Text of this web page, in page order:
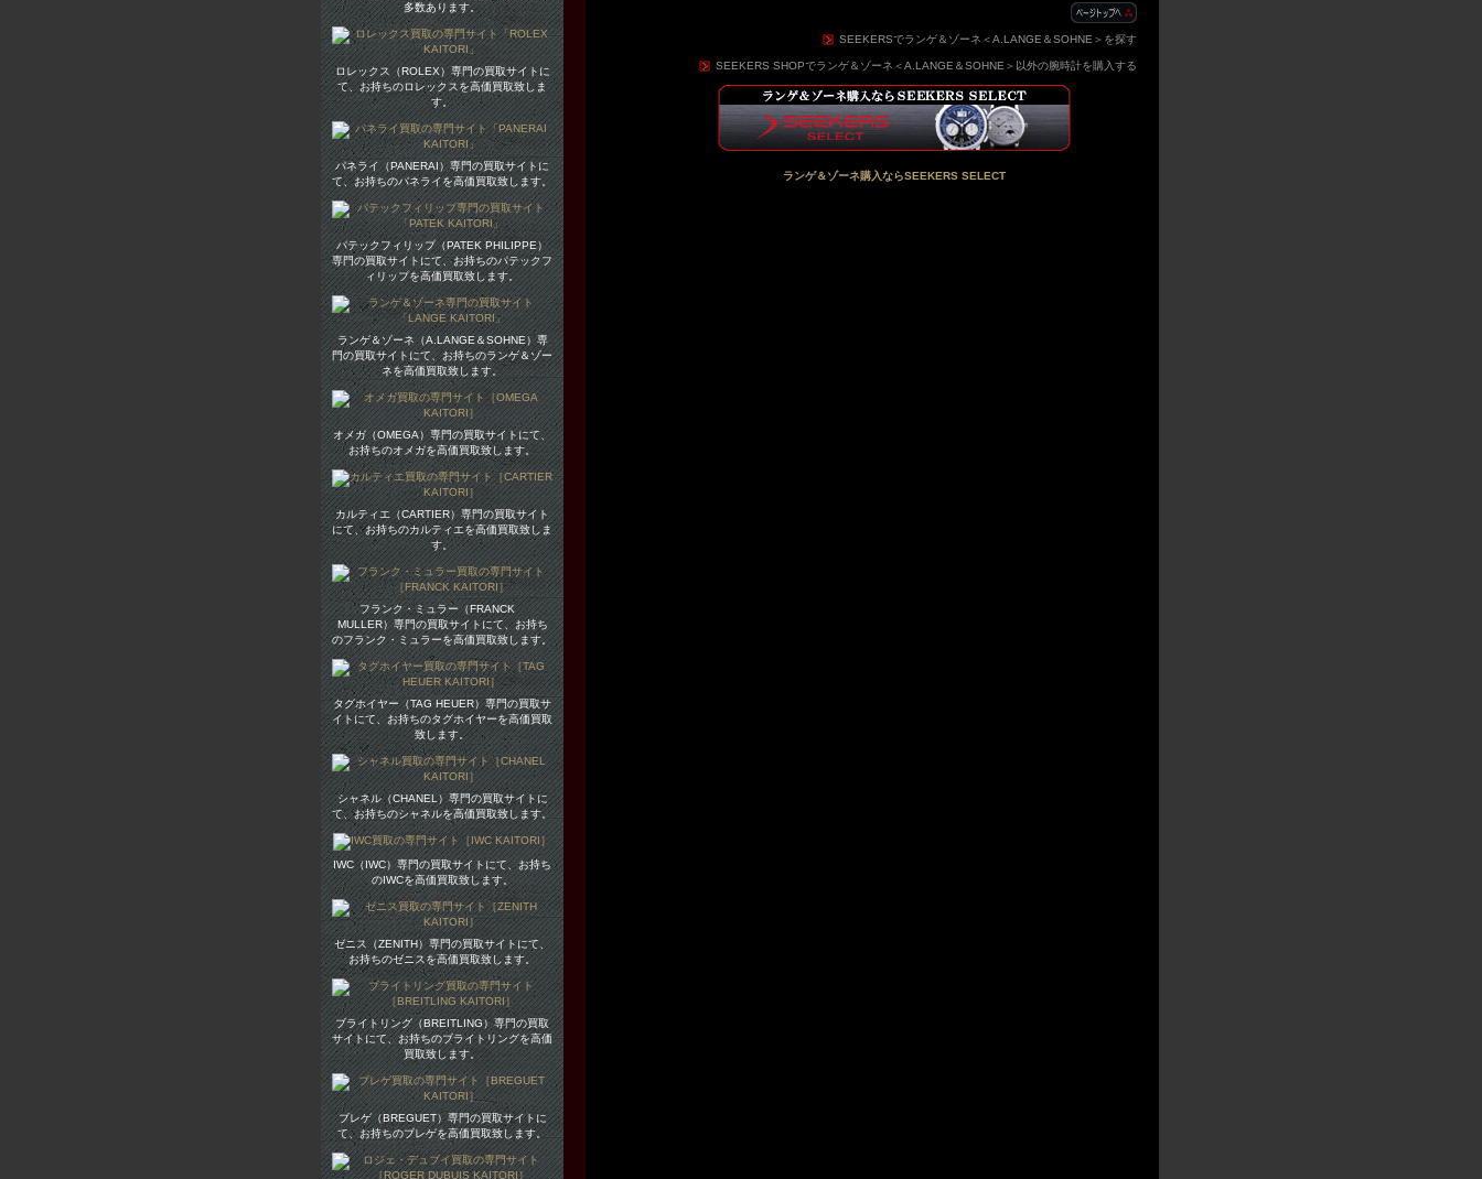
SEEKERSでランゲ＆ゾーネ＜A.LANGE＆SOHNE＞を探す
SEEKERS SHOPでランゲ＆ゾーネ＜A.LANGE＆SOHNE＞以外の腕時計を購入する
ランゲ＆ゾーネ購入ならSEEKERS SELECT
多数あります。
ロレックス（ROLEX）専門の買取サイトに
て、お持ちのロレックスを高価買取致しま
す。
パネライ（PANERAI）専門の買取サイトに
て、お持ちのパネライを高価買取致します。
パテックフィリップ（PATEK PHILIPPE）
専門の買取サイトにて、お持ちのパテックフ
ィリップを高価買取致します。
ランゲ＆ゾーネ（A.LANGE＆SOHNE）専
門の買取サイトにて、お持ちのランゲ＆ゾー
ネを高価買取致します。
オメガ（OMEGA）専門の買取サイトにて、
お持ちのオメガを高価買取致します。
カルティエ（CARTIER）専門の買取サイト
にて、お持ちのカルティエを高価買取致しま
す。
フランク・ミュラー（FRANCK
MULLER）専門の買取サイトにて、お持ち
のフランク・ミュラーを高価買取致します。
タグホイヤー（TAG HEUER）専門の買取サ
イトにて、お持ちのタグホイヤーを高価買取
致します。
シャネル（CHANEL）専門の買取サイトに
て、お持ちのシャネルを高価買取致します。
IWC（IWC）専門の買取サイトにて、お持ち
のIWCを高価買取致します。
ゼニス（ZENITH）専門の買取サイトにて、
お持ちのゼニスを高価買取致します。
ブライトリング（BREITLING）専門の買取
サイトにて、お持ちのブライトリングを高価
買取致します。
ブレゲ（BREGUET）専門の買取サイトに
て、お持ちのブレゲを高価買取致します。